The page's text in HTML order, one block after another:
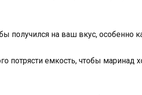
получился на ваш вкус, особенно
потрясти емкость, чтобы маринад